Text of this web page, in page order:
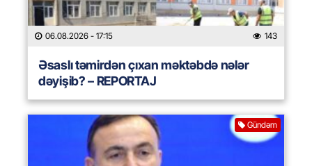
06.08.2026 - 17:15 143
Əsaslı təmirdən çıxan məktəbdə nələr
dəyişib? – REPORTAJ
Gündəm